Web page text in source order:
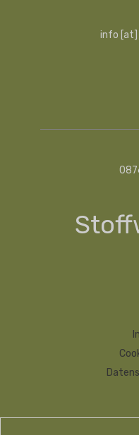
info [at]